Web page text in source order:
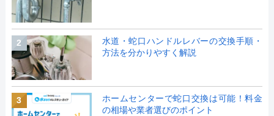
2
水道・蛇口ハンドルレバーの交換手順・
方法を分かりやすく解説
3
ホームセンターで蛇口交換は可能！料金
の相場や業者選びのポイント